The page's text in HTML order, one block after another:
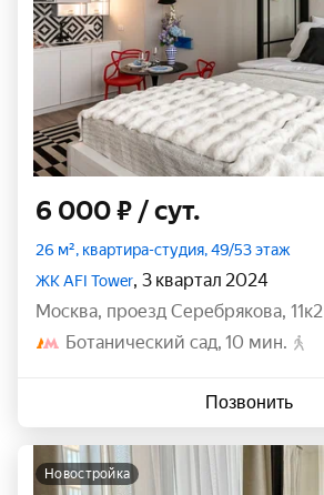
6 000 ₽ / сут.
26 м², квартира-студия, 49/53 этаж
ЖК AFI Tower, 3 квартал 2024
Москва, проезд Серебрякова, 11к2
Ботанический сад 10 мин.
Позвонить
новостройка